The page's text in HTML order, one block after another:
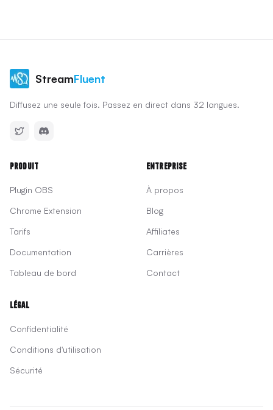
StreamFluent
Diffusez une seule fois. Passez en direct dans 32 langues.
Produit
Plugin OBS
Chrome Extension
Tarifs
Documentation
Tableau de bord
Entreprise
À propos
Blog
Affiliates
Carrières
Contact
Légal
Confidentialité
Conditions d'utilisation
Sécurité